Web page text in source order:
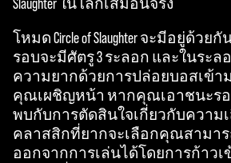
Slaughter ในโลกเสมือนจริง
โหมด Circle of Slaughter จะมีอยู่ด้วย
รอบจะมีศัตรู 3 ระลอก และในระล
ความยากด้วยการปล่อยบอสเข้า
คุณเผชิญหน้า หากคุณเอาชนะร
พบกับการตัดสินใจเกี่ยวกับความ
คลาสสิกที่ยากจะเลือกคุณสามาร
ออกจากการเล่นได้โดยการก้าวเ